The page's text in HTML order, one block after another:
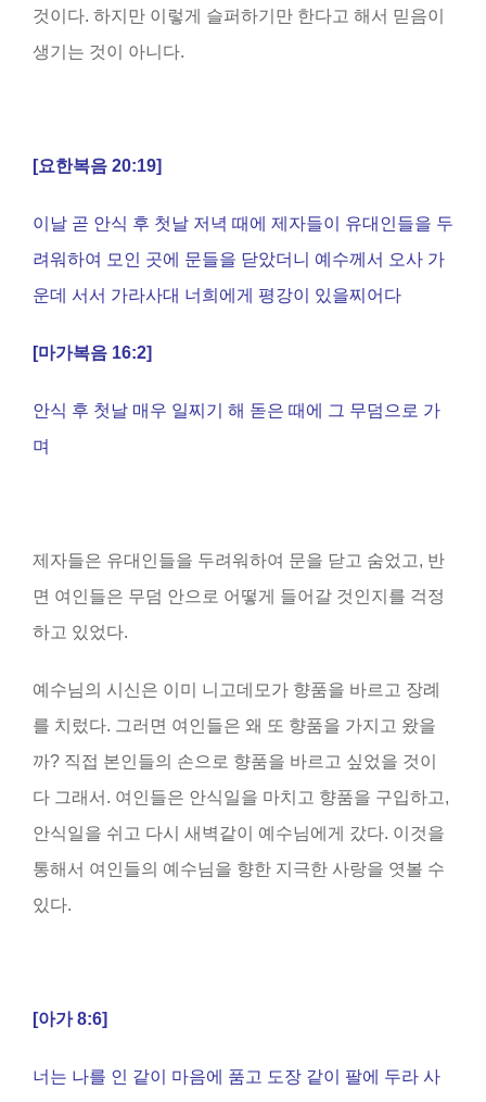
것이다. 하지만 이렇게 슬퍼하기만 한다고 해서 믿음이
생기는 것이 아니다.
[요한복음 20:19]
이날 곧 안식 후 첫날 저녁 때에 제자들이 유대인들을 두
려워하여 모인 곳에 문들을 닫았더니 예수께서 오사 가
운데 서서 가라사대 너희에게 평강이 있을찌어다
[마가복음 16:2]
안식 후 첫날 매우 일찌기 해 돋은 때에 그 무덤으로 가
며
제자들은 유대인들을 두려워하여 문을 닫고 숨었고, 반
면 여인들은 무덤 안으로 어떻게 들어갈 것인지를 걱정
하고 있었다.
예수님의 시신은 이미 니고데모가 향품을 바르고 장례
를 치렀다. 그러면 여인들은 왜 또 향품을 가지고 왔을
까? 직접 본인들의 손으로 향품을 바르고 싶었을 것이
다 그래서. 여인들은 안식일을 마치고 향품을 구입하고,
안식일을 쉬고 다시 새벽같이 예수님에게 갔다. 이것을
통해서 여인들의 예수님을 향한 지극한 사랑을 엿볼 수
있다.
[아가8:6]
너는 나를 인 같이 마음에 품고 도장 같이 팔에 두라 사